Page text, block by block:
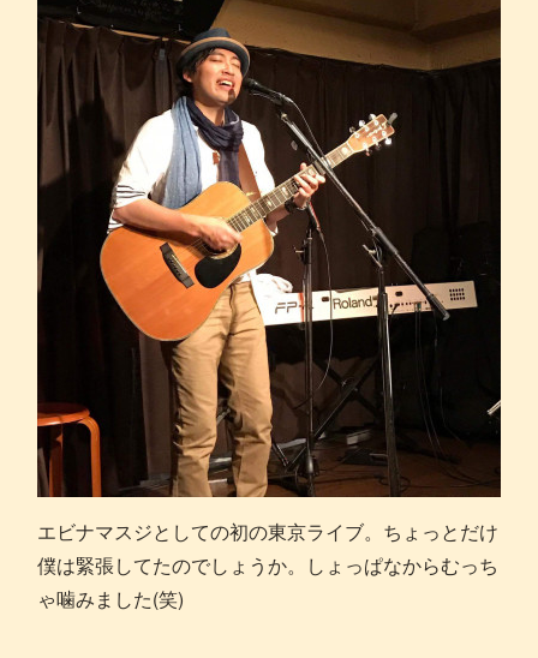
エビナマスジとしての初の東京ライブ。ちょっとだけ
僕は緊張してたのでしょうか。しょっぱなからむっち
ゃ噛みました(笑)